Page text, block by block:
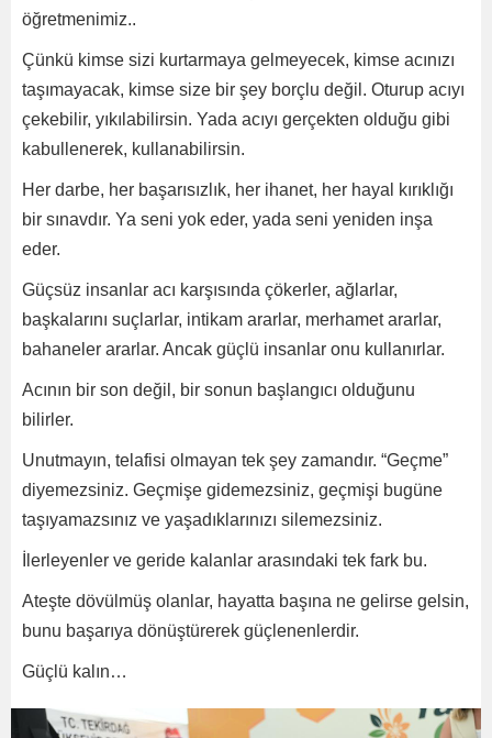
öğretmenimiz..
Çünkü kimse sizi kurtarmaya gelmeyecek, kimse acınızı
taşımayacak, kimse size bir şey borçlu değil. Oturup acıyı
çekebilir, yıkılabilirsin. Yada acıyı gerçekten olduğu gibi
kabullenerek, kullanabilirsin.
Her darbe, her başarısızlık, her ihanet, her hayal kırıklığı
bir sınavdır. Ya seni yok eder, yada seni yeniden inşa
eder.
Güçsüz insanlar acı karşısında çökerler, ağlarlar,
başkalarını suçlarlar, intikam ararlar, merhamet ararlar,
bahaneler ararlar. Ancak güçlü insanlar onu kullanırlar.
Acının bir son değil, bir sonun başlangıcı olduğunu
bilirler.
Unutmayın, telafisi olmayan tek şey zamandır. “Geçme”
diyemezsiniz. Geçmişe gidemezsiniz, geçmişi bugüne
taşıyamazsınız ve yaşadıklarınızı silemezsiniz.
İlerleyenler ve geride kalanlar arasındaki tek fark bu.
Ateşte dövülmüş olanlar, hayatta başına ne gelirse gelsin,
bunu başarıya dönüştürerek güçlenenlerdir.
Güçlü kalın…